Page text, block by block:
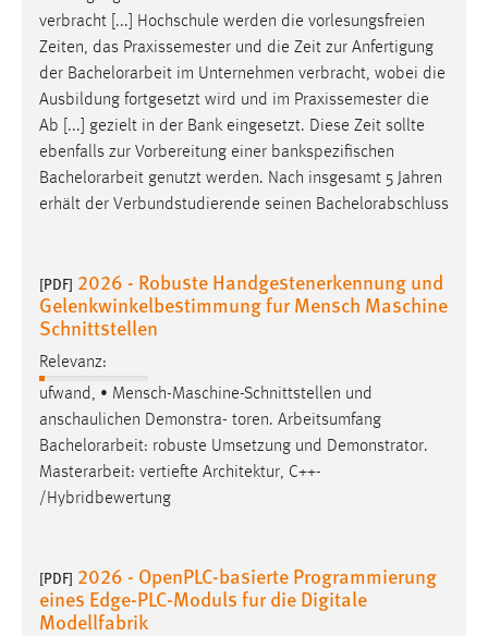
verbracht [...] Hochschule werden die vorlesungsfreien
Zeiten, das Praxissemester und die Zeit zur Anfertigung
der Bachelorarbeit im Unternehmen verbracht, wobei die
Ausbildung fortgesetzt wird und im Praxissemester die
Ab [...] gezielt in der Bank eingesetzt. Diese Zeit sollte
ebenfalls zur Vorbereitung einer bankspezifischen
Bachelorarbeit genutzt werden. Nach insgesamt 5 Jahren
erhält der Verbundstudierende seinen Bachelorabschluss
[PDF] 2026 - Robuste Handgestenerkennung und
Gelenkwinkelbestimmung fur Mensch Maschine
Schnittstellen
Relevanz:
ufwand, • Mensch-Maschine-Schnittstellen und
anschaulichen Demonstra- toren. Arbeitsumfang
Bachelorarbeit: robuste Umsetzung und Demonstrator.
Masterarbeit: vertiefte Architektur, C++-
/Hybridbewertung
[PDF] 2026 - OpenPLC-basierte Programmierung
eines Edge-PLC-Moduls fur die Digitale
Modellfabrik